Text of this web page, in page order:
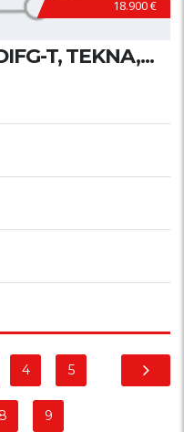
18.900 €
T, TEKNA,...
4 5
8 9